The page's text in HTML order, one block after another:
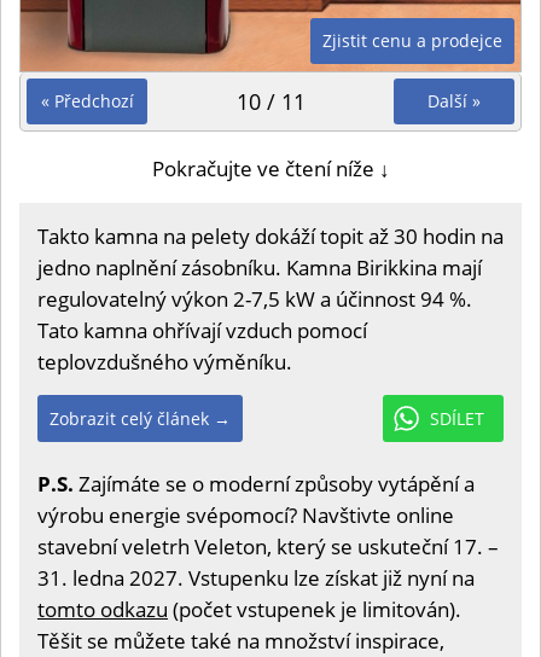
Zjistit cenu a prodejce
« Předchozí Další »
10 / 11
Pokračujte ve čtení níže ↓
Takto kamna na pelety dokáží topit až 30 hodin na
jedno naplnění zásobníku. Kamna Birikkina mají
regulovatelný výkon 2-7,5 kW a účinnost 94 %.
Tato kamna ohřívají vzduch pomocí
teplovzdušného výměníku.
SDÍLET
Zobrazit celý článek →
P.S. Zajímáte se o moderní způsoby vytápění a
výrobu energie svépomocí? Navštivte online
stavební veletrh Veleton, který se uskuteční 17. –
31. ledna 2027. Vstupenku lze získat již nyní na
tomto odkazu (počet vstupenek je limitován).
Těšit se můžete také na množství inspirace,